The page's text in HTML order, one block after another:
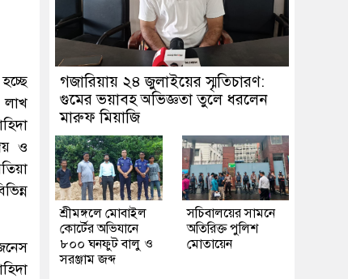
লাখ
ও
গজারিয়ায় ২৪ জুলাইয়ের স্মৃতিচারণ:
গুমের ভয়াবহ অভিজ্ঞতা তুলে ধরলেন
মারুফ মিয়াজি
শ্রীমঙ্গলে মোবাইল
কোর্টের অভিযানে
৮০০ ঘনফুট বালু ও
সরঞ্জাম জব্দ
সচিবালয়ের সামনে
অতিরিক্ত পুলিশ
মোতায়েন